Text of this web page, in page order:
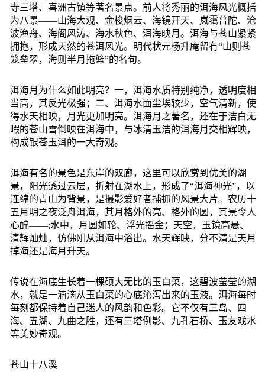
寺三塔、喜洲古镇等著名景点。前人将秀丽的洱海风光概括
为八景——山海大观、金梭烟云、海镜开天、岚霭普陀、沧
波渔舟、海阁风涛、海水秋色、洱海映月。洱海与苍山紧紧
拥抱，形成天然的苍洱风光。明代状元杨升庵留有“山则苍
笼垒翠，海则半月拖篮”的名句。
洱海月为什么如此明亮？一，洱海水质特别纯净，透明度相
当高，其反光极强；二、洱海水面尘埃较少，空气清新，使
得水天相映，月光更加明亮。洱海月之著名，还在于洁白无
暇的苍山雪倒映在洱海中，与冰清玉洁的洱海月交相辉映，
构成银苍玉洱的一大奇观。
洱海有名的景色是东岸的双廊，这里可以欣赏到优美的湖
景，阳光透过云层，折射在湖水上，形成了“洱海神光”，以
连绵的青山为背景，是摄影爱好者捕抓的风景大片。农历十
五月明之夜泛舟洱海，其月格外的亮、格外的圆，其景令人
心醉——;水中，月圆如轮、浮光摇金；天空，玉镜高悬、
清辉灿灿，仿佛刚从洱海中浴出。水天辉映，分不清是天月
掉海还是海月升天。
传说在海底生长着一棵硕大无比的玉白菜，这碧波莹莹的湖
水，就是一滴滴从玉白菜的心底沁泻出来的玉液。洱海每时
每刻都保持着自己迷人的风韵和色彩。它不仅有三岛、四
海、五湖、九曲之胜，还有三塔例影、九孔石桥、玉友戏水
等美妙奇观。
苍山十八溪